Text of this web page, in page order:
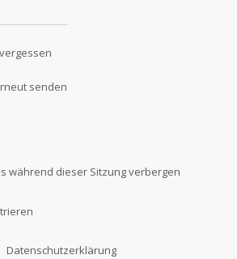
senden
während dieser Sitzung verbergen
Datenschutzerklärung